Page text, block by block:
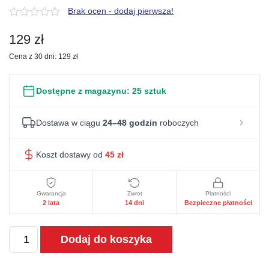
z
5
Brak ocen - dodaj pierwsza!
129 zł
Cena z 30 dni: 129 zł
Dostępne z magazynu: 25 sztuk
Dostawa w ciągu 24–48 godzin roboczych
Koszt dostawy od 45 zł
Gwarancja
2 lata
Zwrot
14 dni
Płatności
Bezpieczne płatności
ilość
Lampa
Dodaj do koszyka